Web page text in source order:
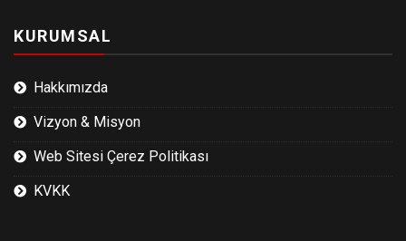
KURUMSAL
Hakkımızda
Vizyon & Misyon
Web Sitesi Çerez Politikası
KVKK